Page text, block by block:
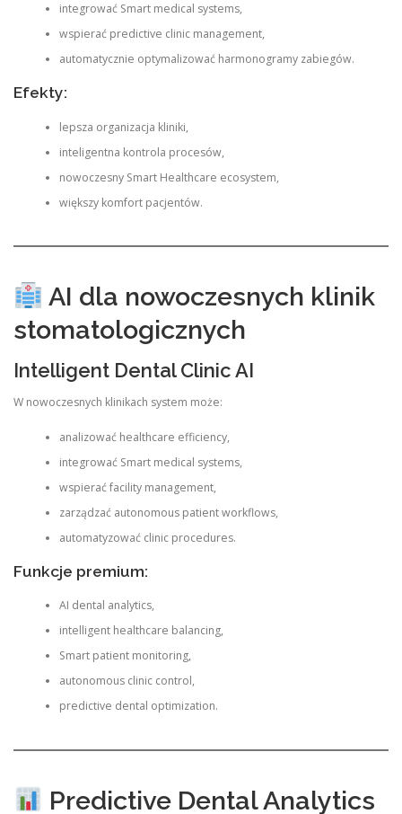
integrować Smart medical systems,
wspierać predictive clinic management,
automatycznie optymalizować harmonogramy zabiegów.
Efekty:
lepsza organizacja kliniki,
inteligentna kontrola procesów,
nowoczesny Smart Healthcare ecosystem,
większy komfort pacjentów.
AI dla nowoczesnych klinik
stomatologicznych
Intelligent Dental Clinic AI
W nowoczesnych klinikach system może:
analizować healthcare efficiency,
integrować Smart medical systems,
wspierać facility management,
zarządzać autonomous patient workflows,
automatyzować clinic procedures.
Funkcje premium:
AI dental analytics,
intelligent healthcare balancing,
Smart patient monitoring,
autonomous clinic control,
predictive dental optimization.
Predictive Dental Analytics